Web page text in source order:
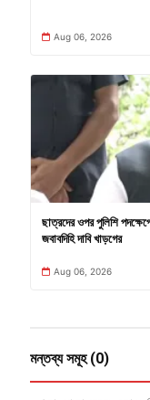
Aug 06, 2026
ছাত্রদের ওপর পুলিশি পদক্ষেপে
জবাবদিহি দাবি খাড়গের
Aug 06, 2026
মন্তব্য সমূহ (0)